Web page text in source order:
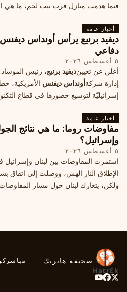
فيما هدمت منازل قرب بيت لحم، ما هي
أخبار عامة
ديفيد برنيع يرأس أونداس
دفاعي
٥ أغسطس ٢٠٢٦
أعلن عن تعيينديفيد برنيع، رئيس
إدارة شركةأونداس ديفنس الأمريكية،
إسرائيليّة لتوسيع حضورها في قطاع
أخبار عامة
مفاوضات روما: ما هي نتائج
وإسرائيل؟
٥ أغسطس ٢٠٢٦
استمرت المفاوضات بين لبنان
الإطلاق النار الهش، ووصلت إلى اتفاق
ولكن، يتعارك لبنان حول مسار
صحيفة هاتريك مباشر